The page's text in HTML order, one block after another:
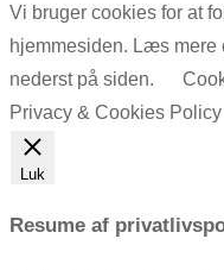
Vi bruger cookies for at
hjemmesiden. Læs mere
nederst på siden.
Privacy & Cookies Policy
Luk
Resume af